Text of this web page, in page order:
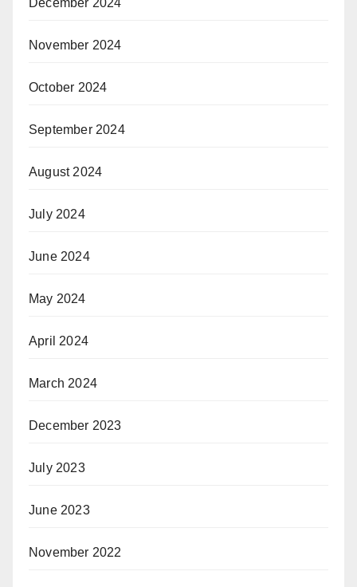
December 2024
November 2024
October 2024
September 2024
August 2024
July 2024
June 2024
May 2024
April 2024
March 2024
December 2023
July 2023
June 2023
November 2022